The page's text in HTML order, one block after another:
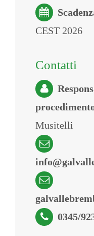
CEST 2026
Contatti
Musitelli
0345/